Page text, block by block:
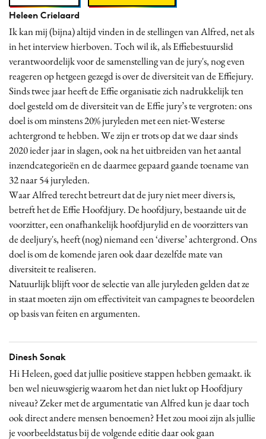
Heleen Crielaard
Ik kan mij (bijna) altijd vinden in de stellingen van Alfred, net als
in het interview hierboven. Toch wil ik, als Effiebestuurslid
verantwoordelijk voor de samenstelling van de jury's, nog even
reageren op hetgeen gezegd is over de diversiteit van de Effiejury.
Sinds twee jaar heeft de Effie organisatie zich nadrukkelijk ten
doel gesteld om de diversiteit van de Effie jury’s te vergroten: ons
doel is om minstens 20% juryleden met een niet-Westerse
achtergrond te hebben. We zijn er trots op dat we daar sinds
2020 ieder jaar in slagen, ook na het uitbreiden van het aantal
inzendcategorieën en de daarmee gepaard gaande toename van
32 naar 54 juryleden.
Waar Alfred terecht betreurt dat de jury niet meer divers is,
betreft het de Effie Hoofdjury. De hoofdjury, bestaande uit de
voorzitter, een onafhankelijk hoofdjurylid en de voorzitters van
de deeljury's, heeft (nog) niemand een ‘diverse’ achtergrond. Ons
doel is om de komende jaren ook daar dezelfde mate van
diversiteit te realiseren.
Natuurlijk blijft voor de selectie van alle juryleden gelden dat ze
in staat moeten zijn om effectiviteit van campagnes te beoordelen
op basis van feiten en argumenten.
Dinesh Sonak
Hi Heleen, goed dat jullie positieve stappen hebben gemaakt. ik
ben wel nieuwsgierig waarom het dan niet lukt op Hoofdjury
niveau? Zeker met de argumentatie van Alfred kun je daar toch
ook direct andere mensen benoemen? Het zou mooi zijn als jullie
je voorbeeldstatus bij de volgende editie daar ook gaan